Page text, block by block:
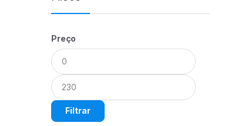
Preço
Preço
mínimo
Preço
máximo
Filtrar